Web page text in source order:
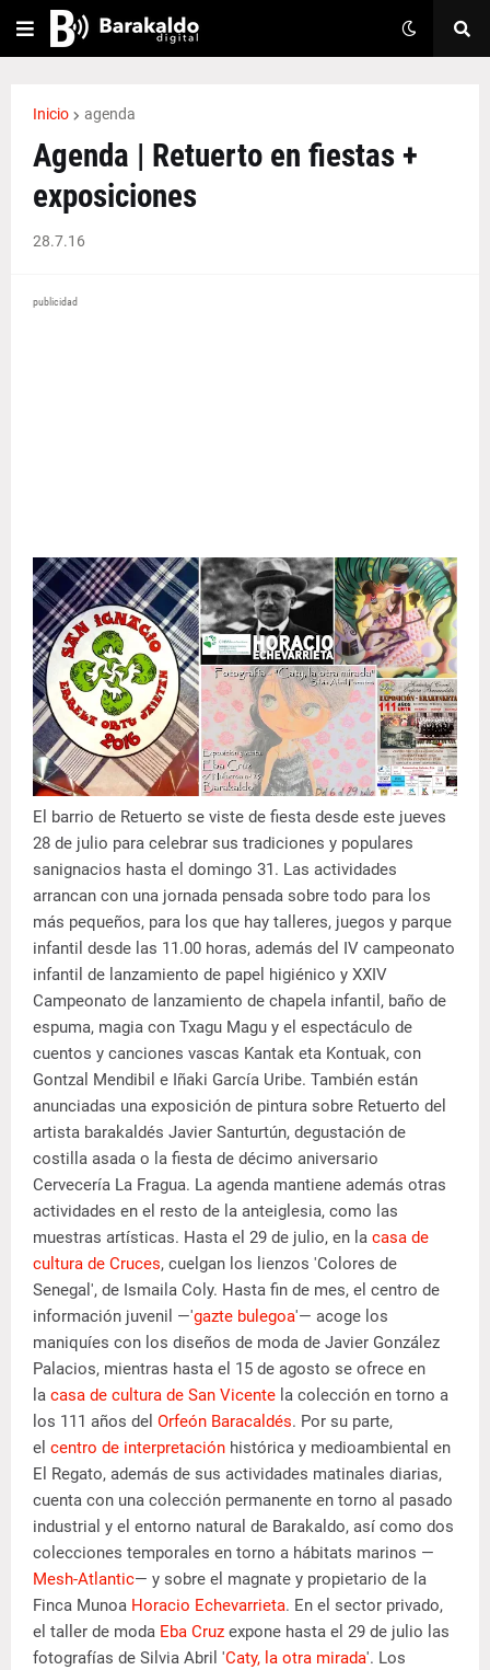
Inicio agenda
Agenda | Retuerto en fiestas +
exposiciones
28.7.16
publicidad
El barrio de Retuerto se viste de fiesta desde este jueves
28 de julio para celebrar sus tradiciones y populares
sanignacios hasta el domingo 31. Las actividades
arrancan con una jornada pensada sobre todo para los
más pequeños, para los que hay talleres, juegos y parque
infantil desde las 11.00 horas, además del IV campeonato
infantil de lanzamiento de papel higiénico y XXIV
Campeonato de lanzamiento de chapela infantil, baño de
espuma, magia con Txagu Magu y el espectáculo de
cuentos y canciones vascas Kantak eta Kontuak, con
Gontzal Mendibil e Iñaki García Uribe. También están
anunciadas una exposición de pintura sobre Retuerto del
artista barakaldés Javier Santurtún, degustación de
costilla asada o la fiesta de décimo aniversario
Cervecería La Fragua. La agenda mantiene además otras
actividades en el resto de la anteiglesia, como las
muestras artísticas. Hasta el 29 de julio, en la casa de
cultura de Cruces, cuelgan los lienzos 'Colores de
Senegal', de Ismaila Coly. Hasta fin de mes, el centro de
información juvenil —'gazte bulegoa'— acoge los
maniquíes con los diseños de moda de Javier González
Palacios, mientras hasta el 15 de agosto se ofrece en
la casa de cultura de San Vicente la colección en torno a
los 111 años del Orfeón Baracaldés. Por su parte,
el centro de interpretación histórica y medioambiental en
El Regato, además de sus actividades matinales diarias,
cuenta con una colección permanente en torno al pasado
industrial y el entorno natural de Barakaldo, así como dos
colecciones temporales en torno a hábitats marinos —
Mesh-Atlantic— y sobre el magnate y propietario de la
Finca Munoa Horacio Echevarrieta. En el sector privado,
el taller de moda Eba Cruz expone hasta el 29 de julio las
fotografías de Silvia Abril 'Caty, la otra mirada'. Los